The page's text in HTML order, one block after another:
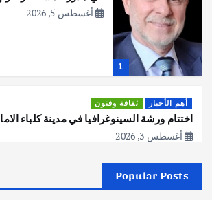
1
أغسطس 5, 2026
أهم الأخبار ثقافة وفنون
اختتام ورشة السينوغرافيا في مدينة كلباء
أغسطس 3, 2026
Popular Posts